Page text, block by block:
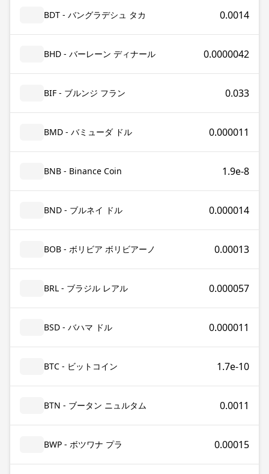
BDT - バングラデシュ タカ 0.0014
BHD - バーレーン ディナール 0.0000042
BIF - ブルンジ フラン 0.033
BMD - バミューダ ドル 0.000011
BNB - Binance Coin 1.9e-8
BND - ブルネイ ドル 0.000014
BOB - ボリビア ボリビアーノ 0.00013
BRL - ブラジル レアル 0.000057
BSD - バハマ ドル 0.000011
BTC - ビットコイン 1.7e-10
BTN - ブータン ニュルタム 0.0011
BWP - ボツワナ プラ 0.00015